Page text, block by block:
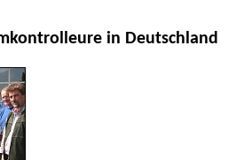
in Deutschland